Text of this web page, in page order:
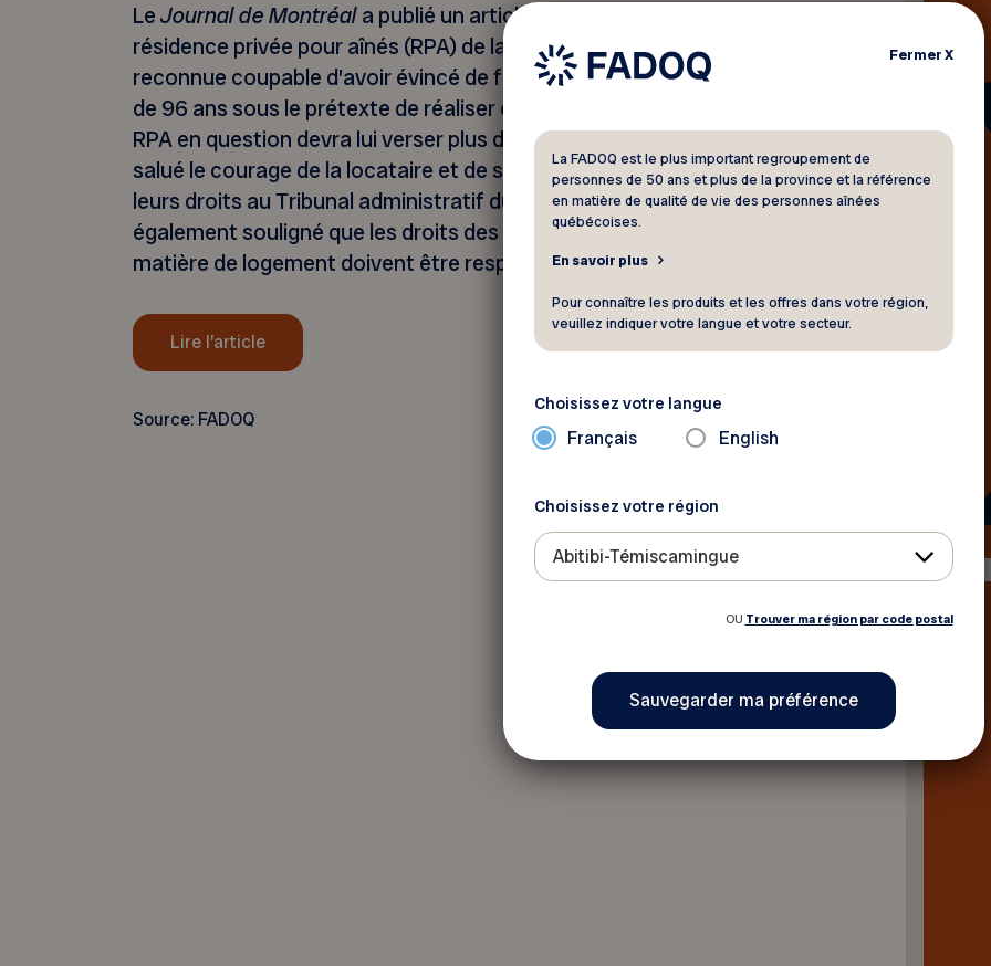
LeJournal de Montréala publié un article sur le cas d’une
résidence privée pour aînés (RPA) de la Montérégie qui a été
reconnue coupable d’avoir évincé de façon illégale une locataire
de 96 ans sous le prétexte de réaliser des « travaux majeurs ». La
RPA en question devra lui verser plus de 12 000 $. Nous avons
salué le courage de la locataire et de sa famille d’avoir défendu
leurs droits au Tribunal administratif du logement. Nous avons
également souligné que les droits des personnes aînées en
matière de logement doivent être respectés, sans exception.
Lire l’article
Source: FADOQ
FermerX
La FADOQ est le plus important regroupement de
personnes de 50 ans et plus de la province et la référence
en matière de qualité de vie des personnes aînées
québécoises.
En savoir plus
Pour connaître les produits et les offres dans votre région,
veuillez indiquer votre langue et votre secteur.
Choisissez votre langue
Français English
Choisissez votre région
Abitibi-Témiscamingue
OU Trouver ma région par code postal